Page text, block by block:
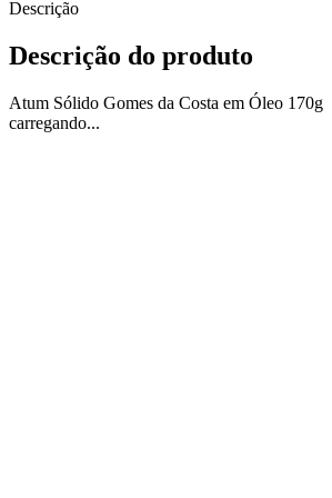
Descrição
Descrição do produto
Atum Sólido Gomes da Costa em Óleo 170g
carregando...